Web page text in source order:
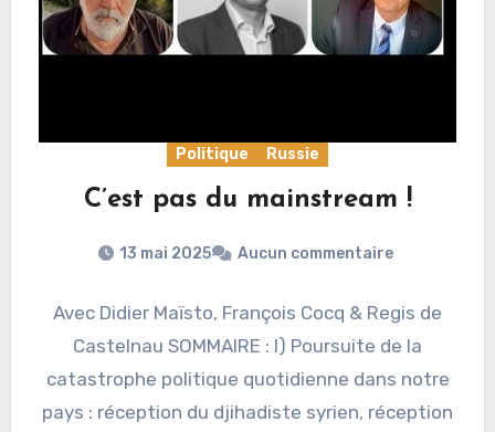
Politique Russie
C’est pas du mainstream !
13 mai 2025 Aucun commentaire
Avec Didier Maïsto, François Cocq & Regis de
Castelnau SOMMAIRE : I) Poursuite de la
catastrophe politique quotidienne dans notre
pays : réception du djihadiste syrien, réception